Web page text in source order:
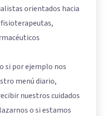
orientados hacia
si por ejemplo nos
menú diario,
nuestros cuidados
o si estamos